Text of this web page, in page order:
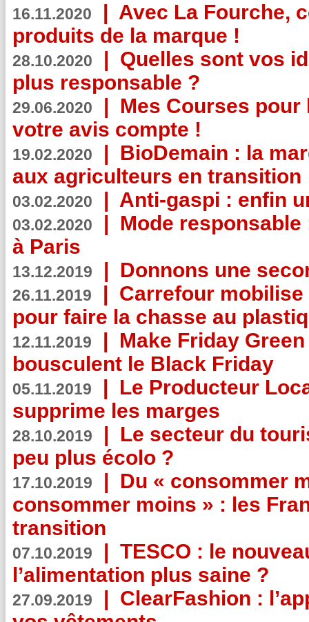
16.11.2020 | Avec La Fourche,
produits de la marque !
28.10.2020 | Quelles sont vos
plus responsable ?
29.06.2020 | Mes Courses pour
votre avis compte !
19.02.2020 | BioDemain : la
aux agriculteurs en transition
03.02.2020 | Anti-gaspi : enfin
03.02.2020 | Mode
à Paris
13.12.2019 | Donnons une
26.11.2019 | Carrefour
pour faire la chasse au
12.11.2019 | Make Friday
bousculent le Black Friday
05.11.2019 | Le Producteur
supprime les marges
28.10.2019 | Le secteur du
peu plus écolo ?
17.10.2019 | Du « consommer
consommer moins » : les
transition
07.10.2019 | TESCO : le
l’alimentation plus saine ?
27.09.2019 | ClearFashion :